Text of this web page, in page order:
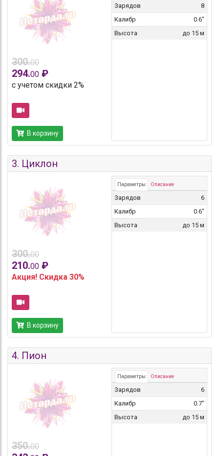
300.00
294.00 ₽
с учетом скидки 2%
В корзину
Зарядов
8
Калибр
0.6"
Высота
до 15 м
3. Циклон
300.00
210.00 ₽
Акция! Скидка 30%
В корзину
Параметры Описание
Зарядов
6
Калибр
0.6"
Высота
до 15 м
4. Пион
350.00
Параметры Описание
Зарядов
6
Калибр
0.7"
Высота
до 15 м